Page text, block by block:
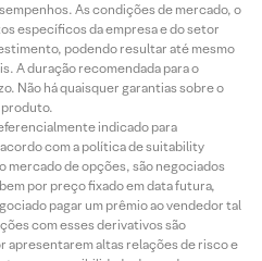
As condições de mercado, o
específicos da empresa e do setor
podendo resultar até mesmo
A duração recomendada para o
Não há quaisquer garantias sobre o
indicado para
com a política de suitability
mercado de opções, são negociados
por preço fixado em data futura,
pagar um prêmio ao vendedor tal
com esses derivativos são
apresentarem altas relações de risco e